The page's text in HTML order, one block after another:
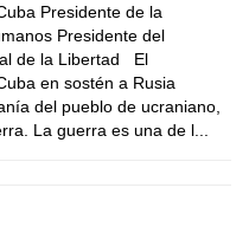
Presidente de la
Presidente del
de la Libertad El
en sostén a Rusia
del pueblo de ucraniano,
La guerra es una de l...